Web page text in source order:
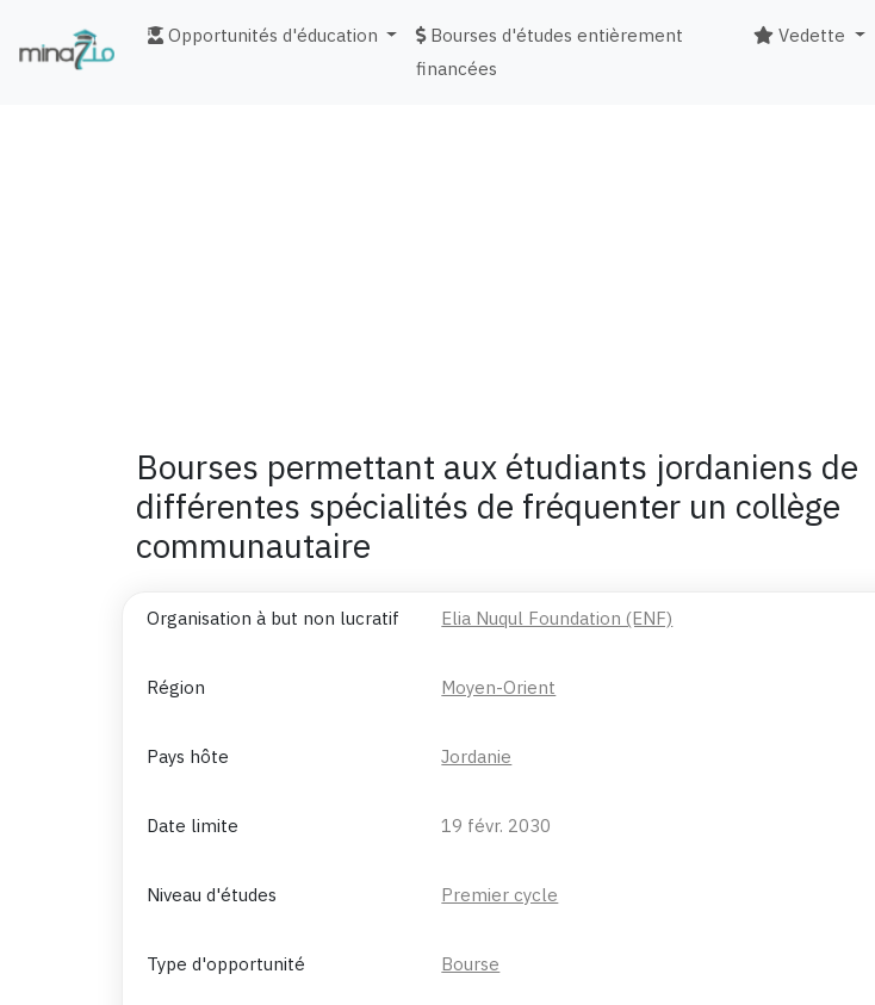
Opportunités d'éducation
Bourses d'études entièrement
financées
Vedette
Bourses permettant aux étudiants jordaniens de
différentes spécialités de fréquenter un collège
communautaire
Organisation à but non lucratif Elia Nuqul Foundation (ENF)
Région Moyen-Orient
Pays hôte Jordanie
Date limite 19 févr. 2030
Niveau d'études Premier cycle
Type d'opportunité Bourse